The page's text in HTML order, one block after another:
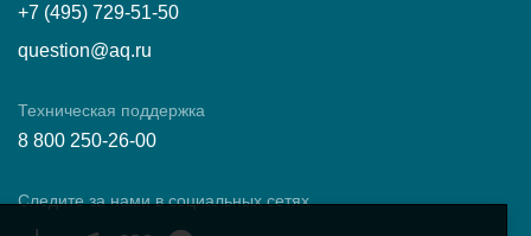
+7 (495) 729-51-50
question@aq.ru
Техническая поддержка
8 800 250-26-00
Следите за нами в социальных сетях